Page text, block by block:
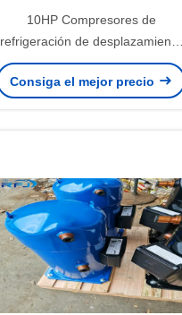
10HP Compresores de
refrigeración de desplazamiento
Sistema de refrigeración de aire
acondicionado SM125S4QC
Consiga el mejor precio